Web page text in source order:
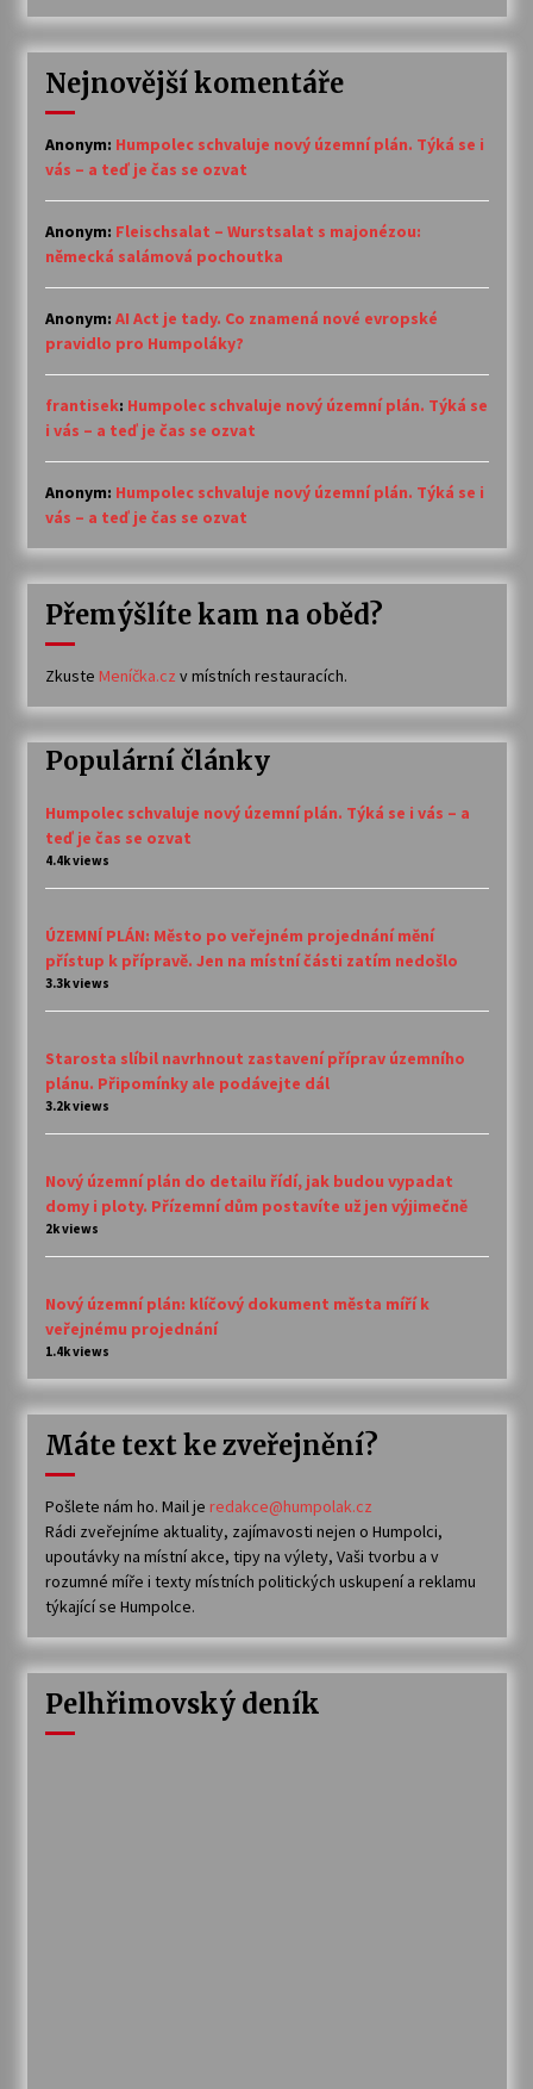
Nejnovější komentáře
Anonym: Humpolec schvaluje nový územní plán. Týká se i
vás – a teď je čas se ozvat
Anonym: Fleischsalat – Wurstsalat s majonézou:
německá salámová pochoutka
Anonym: AI Act je tady. Co znamená nové evropské
pravidlo pro Humpoláky?
frantisek: Humpolec schvaluje nový územní plán. Týká se
i vás – a teď je čas se ozvat
Anonym: Humpolec schvaluje nový územní plán. Týká se i
vás – a teď je čas se ozvat
Přemýšlíte kam na oběd?
Zkuste Meníčka.cz v místních restauracích.
Populární články
Humpolec schvaluje nový územní plán. Týká se i vás – a
teď je čas se ozvat
4.4k views
ÚZEMNÍ PLÁN: Město po veřejném projednání mění
přístup k přípravě. Jen na místní části zatím nedošlo
3.3k views
Starosta slíbil navrhnout zastavení příprav územního
plánu. Připomínky ale podávejte dál
3.2k views
Nový územní plán do detailu řídí, jak budou vypadat
domy i ploty. Přízemní dům postavíte už jen výjimečně
2k views
Nový územní plán: klíčový dokument města míří k
veřejnému projednání
1.4k views
Máte text ke zveřejnění?
Pošlete nám ho. Mail je redakce@humpolak.cz
Rádi zveřejníme aktuality, zajímavosti nejen o Humpolci,
upoutávky na místní akce, tipy na výlety, Vaši tvorbu a v
rozumné míře i texty místních politických uskupení a reklamu
týkající se Humpolce.
Pelhřimovský deník